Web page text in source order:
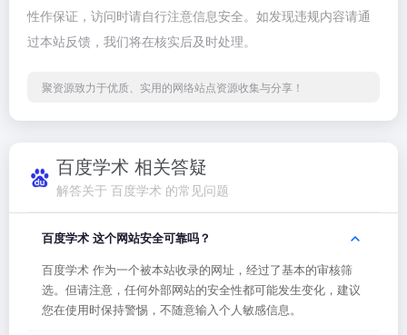
性作保证，访问时请自行注意信息安全。如发现违规内容请通
过本站反馈，我们将在核实后及时处理。
聚资源致力于优质、实用的网络站点资源收集与分享！
百度学术 相关答疑
解答关于 百度学术 的常见问题
百度学术 这个网站安全可靠吗？
百度学术 作为一个被本站收录的网址，经过了基本的审核筛
选。但请注意，任何外部网站的安全性都可能发生变化，建议
您在使用时保持警惕，不随意输入个人敏感信息。